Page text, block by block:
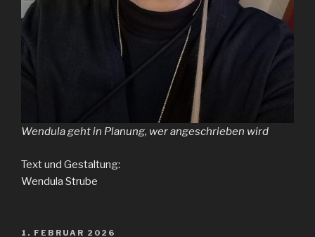
Wendula geht in Planung, wer angeschrieben wird
Text und Gestaltung:
Wendula Strube
VERÖFFENTLICHT
1. FEBRUAR 2026